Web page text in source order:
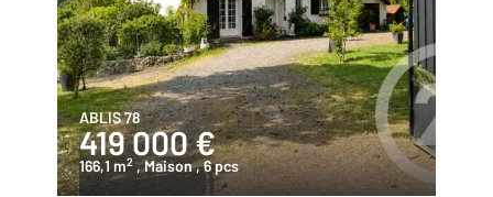
ABLIS 78
419 000 €
166,1 m2 , Maison, 6 pcs